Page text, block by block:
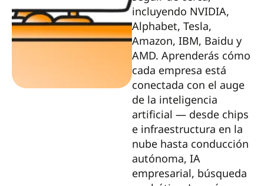
incluyendo NVIDIA,
Alphabet, Tesla,
Amazon, IBM, Baidu y
AMD. Aprenderás cómo
cada empresa está
conectada con el auge
de la inteligencia
artificial — desde chips
e infraestructura en la
nube hasta conducción
autónoma, IA
empresarial, búsqueda